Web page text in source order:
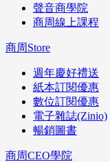
聲音商學院
商周線上課程
商周Store
週年慶好禮送
紙本訂閱優惠
數位訂閱優惠
電子雜誌(Zinio)
暢銷圖書
商周CEO學院